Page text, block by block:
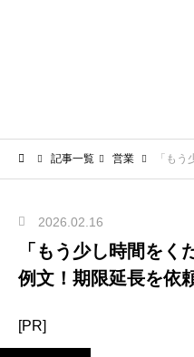
記事一覧 営業 「もう少し
2026.02.16
「もう少し時間をく
例文！期限延長を依
[PR]